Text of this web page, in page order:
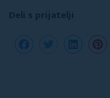
Deli s prijatelji